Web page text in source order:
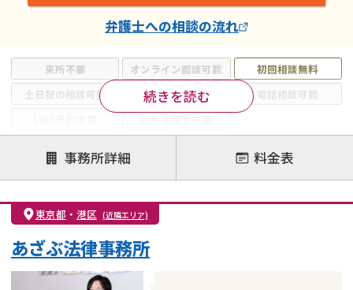
来所不要 オンライン面談可能
初回相談無料
土日祝の相談可能
19時以降電話可能
電話相談可能
注力案件
離婚前相談
離婚調停
離婚裁判
親権・面会交流権
DV
モラハラ
不貞・不倫慰謝料請求
国際離婚
財産分与
続きを読む
弁護士への相談の流れ
事務所詳細 料金表
東京都 ・ 港区 (近隣エリア)
あざぶ法律事務所